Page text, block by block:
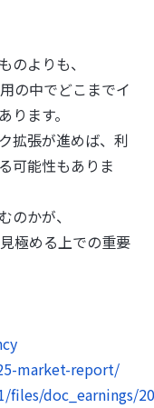
のよりも、
の中でどこまでイ
ます。
拡張が進めば、利
可能性もありま
のかが、
極める上での重要
market-report/
files/doc_earnings/